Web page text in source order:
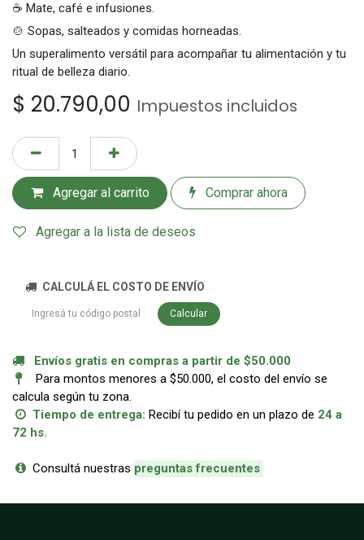
☕ Mate, café e infusiones.
🍲 Sopas, salteados y comidas horneadas.
Un superalimento versátil para acompañar tu alimentación y tu
ritual de belleza diario.
$ 20.790,00 Impuestos incluidos
Agregar al carrito Comprar ahora
Agregar a la lista de deseos
CALCULÁ EL COSTO DE ENVÍO
Calcular
Envíos gratis en compras a partir de $50.000
Para montos menores a $50.000, el costo del envío se
calcula según tu zona.
Tiempo de entrega: Recibí tu pedido en un plazo de 24 a
72 hs.
Consultá nuestras preguntas frecuentes